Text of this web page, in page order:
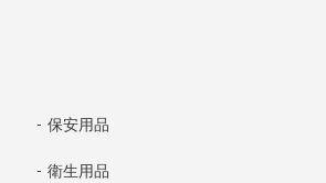
保安用品
衛生用品